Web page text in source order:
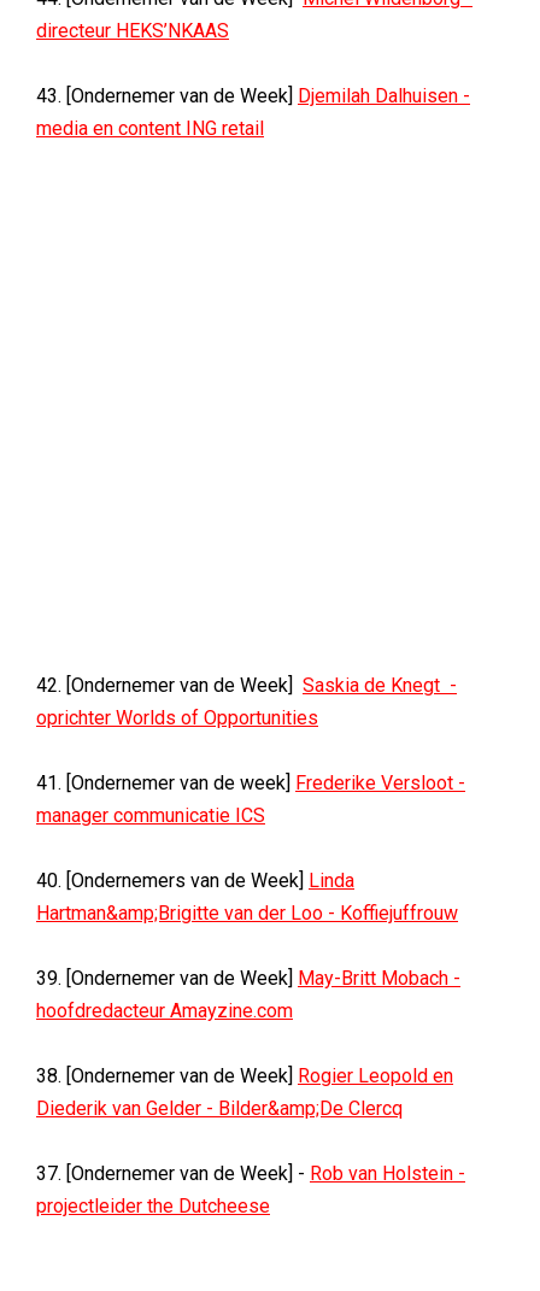
directeur HEKS’NKAAS
43. [Ondernemer van de Week] Djemilah Dalhuisen -
media en content ING retail
42. [Ondernemer van de Week] Saskia de Knegt -
oprichter Worlds of Opportunities
41. [Ondernemer van de week] Frederike Versloot -
manager communicatie ICS
40. [Ondernemers van de Week] Linda
Hartman&amp;Brigitte van der Loo - Koffiejuffrouw
39. [Ondernemer van de Week] May-Britt Mobach -
hoofdredacteur Amayzine.com
38. [Ondernemer van de Week] Rogier Leopold en
Diederik van Gelder - Bilder&amp;De Clercq
37. [Ondernemer van de Week] - Rob van Holstein -
projectleider the Dutcheese